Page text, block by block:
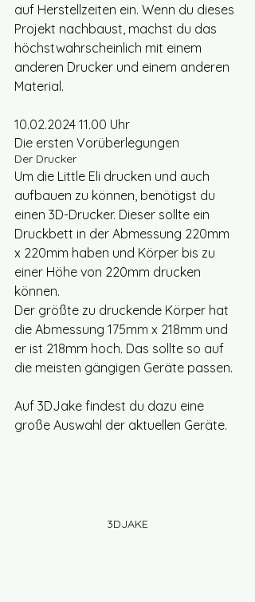
auf Herstellzeiten ein. Wenn du dieses
Projekt nachbaust, machst du das
höchstwahrscheinlich mit einem
anderen Drucker und einem anderen
Material.
10.02.2024 11.00 Uhr
Die ersten Vorüberlegungen
Der Drucker
Um die Little Eli drucken und auch
aufbauen zu können, benötigst du
einen 3D-Drucker. Dieser sollte ein
Druckbett in der Abmessung 220mm
x 220mm haben und Körper bis zu
einer Höhe von 220mm drucken
können.
Der größte zu druckende Körper hat
die Abmessung 175mm x 218mm und
er ist 218mm hoch. Das sollte so auf
die meisten gängigen Geräte passen.
Auf 3DJake findest du dazu eine
große Auswahl der aktuellen Geräte.
3DJAKE